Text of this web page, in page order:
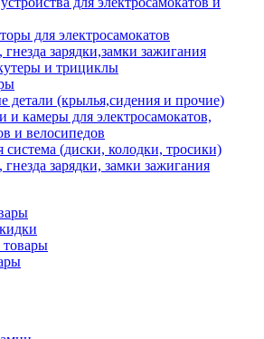
для электросамокатов
зарядки,замки зажигания
и трициклы
детали (крылья,сидения и прочие)
камеры для электросамокатов,
и велосипедов
система (диски, колодки, тросики)
зарядки, замки зажигания